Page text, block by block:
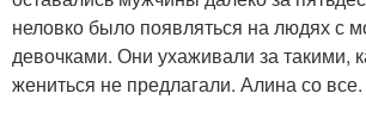
неловко было появляться на людях с
девочками. Они ухаживали за такими,
жениться не предлагали. Алина со все.